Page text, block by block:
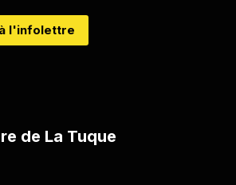
l'infolettre
de La Tuque